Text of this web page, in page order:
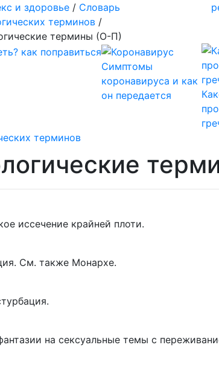
и здоровье / Словарь
терминов /
термины (О-П)
Симптомы
коронавируса и как
он передается
терминов
иссечение крайней плоти.
См. также Монархе.
на сексуальные темы с